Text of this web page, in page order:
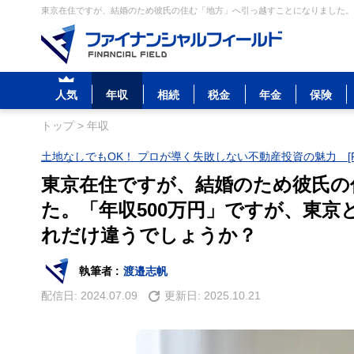
東京在住ですが、結婚のため彼氏の住む「地方」へ引っ越すことになりました
人気 年収 相続 税金 年金 保険
トップ> 年収
土地なしでもOK！ プロが導く失敗しない不動産投資の魅力
東京在住ですが、結婚のため彼氏
た。「年収500万円」ですが、東京
れだけ違うでしょうか？
執筆者 : 渡邉志帆
配信日: 2024.07.09 更新日: 2025.10.21